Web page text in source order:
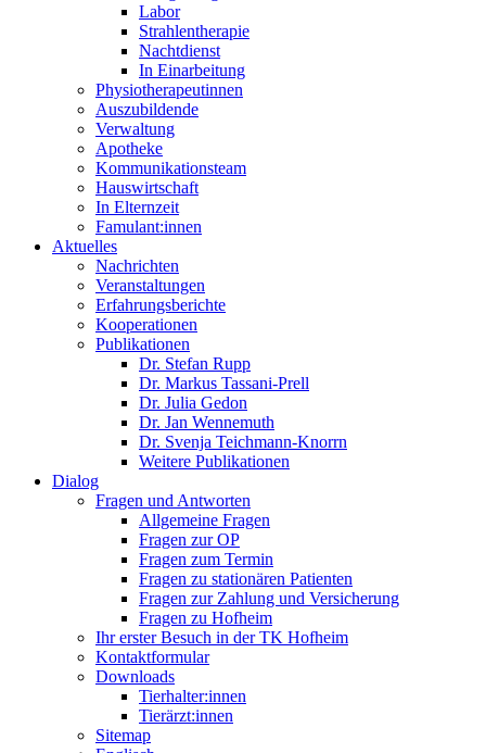
Labor
Strahlentherapie
Nachtdienst
In Einarbeitung
Physiotherapeutinnen
Auszubildende
Verwaltung
Apotheke
Kommunikationsteam
Hauswirtschaft
In Elternzeit
Famulant:innen
Aktuelles
Nachrichten
Veranstaltungen
Erfahrungsberichte
Kooperationen
Publikationen
Dr. Stefan Rupp
Dr. Markus Tassani-Prell
Dr. Julia Gedon
Dr. Jan Wennemuth
Dr. Svenja Teichmann-Knorrn
Weitere Publikationen
Dialog
Fragen und Antworten
Allgemeine Fragen
Fragen zur OP
Fragen zum Termin
Fragen zu stationären Patienten
Fragen zur Zahlung und Versicherung
Fragen zu Hofheim
Ihr erster Besuch in der TK Hofheim
Kontaktformular
Downloads
Tierhalter:innen
Tierärzt:innen
Sitemap